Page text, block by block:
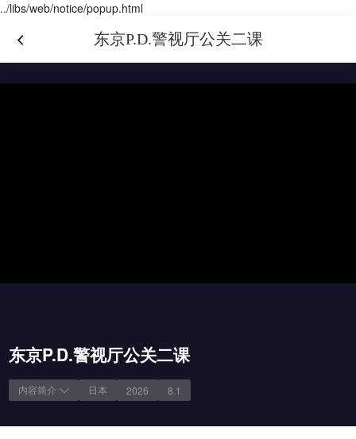
../libs/web/notice/popup.html
东京P.D.警视厅公关二课
东京P.D.警视厅公关二课
内容简介 日本 2026 8.1